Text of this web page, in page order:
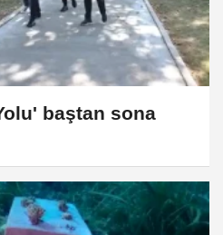
baştan sona